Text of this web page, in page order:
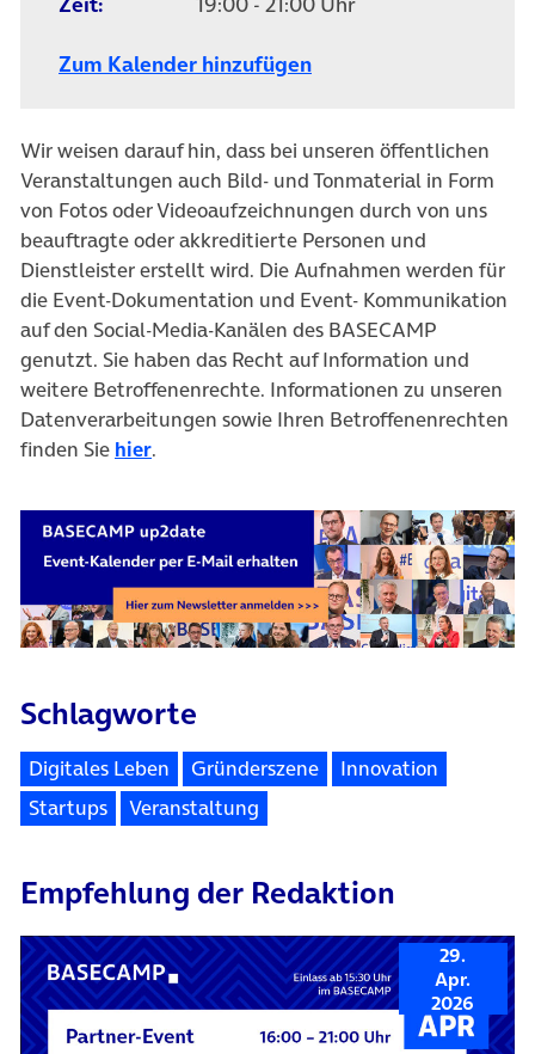
Zum Kalender hinzufügen
Wir weisen darauf hin, dass bei unseren öffentlichen
Veranstaltungen auch Bild- und Tonmaterial in Form
von Fotos oder Videoaufzeichnungen durch von uns
beauftragte oder akkreditierte Personen und
Dienstleister erstellt wird. Die Aufnahmen werden für
die Event-Dokumentation und Event- Kommunikation
auf den Social-Media-Kanälen des BASECAMP
genutzt. Sie haben das Recht auf Information und
weitere Betroffenenrechte. Informationen zu unseren
Datenverarbeitungen sowie Ihren Betroffenenrechten
finden Sie hier.
Schlagworte
Digitales Leben Gründerszene
Innovation
Startups
Veranstaltung
Empfehlung der Redaktion
29.
Apr.
2026